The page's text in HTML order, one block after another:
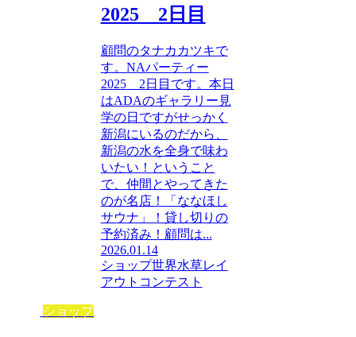
2025 2日目
顧問のタナカカツキで
す。NAパーティー
2025 2日目です。本日
はADAのギャラリー見
学の日ですがせっかく
新潟にいるのだから、
新潟の水を全身で味わ
いたい！ということ
で、仲間とやってきた
のが名店！「ななほし
サウナ」！貸し切りの
予約済み！顧問は...
2026.01.14
ショップ世界水草レイ
アウトコンテスト
ショップ